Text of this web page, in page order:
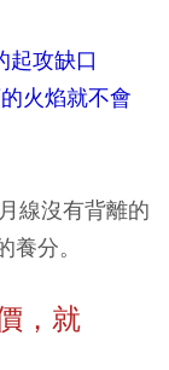
起攻缺口
火焰就不會
線沒有背離的
分。
，就